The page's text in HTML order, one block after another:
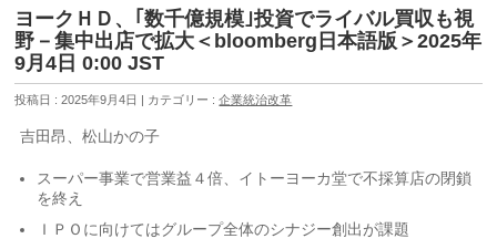
ヨークＨＤ、｢数千億規模｣投資でライバル買収も視
野－集中出店で拡大＜bloomberg日本語版＞2025年
9月4日 0:00 JST
投稿日 : 2025年9月4日 | カテゴリー :企業統治改革
吉田昂、松山かの子
スーパー事業で営業益４倍、イトーヨーカ堂で不採算店の閉鎖
を終え
ＩＰＯに向けてはグループ全体のシナジー創出が課題